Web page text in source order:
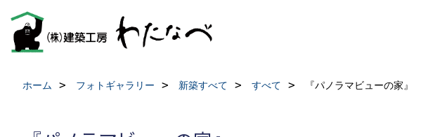
ホーム フォトギャラリー 新築すべて すべて 『パノラマビューの家』